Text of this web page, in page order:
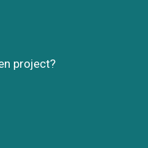
project?